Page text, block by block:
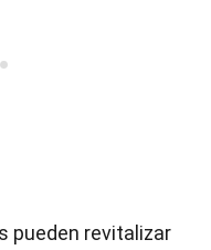
pueden revitalizar